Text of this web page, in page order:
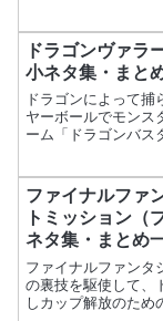
ドラゴンヴァラ
小ネタ集・まと
ドラゴンによって
ヤーボールでモンス
ーム「ドラゴンバス
ファイナルファ
トミッション（
ネタ集・まとめ
ファイナルファンタ
の裏技を駆使して、
しカップ解放のため